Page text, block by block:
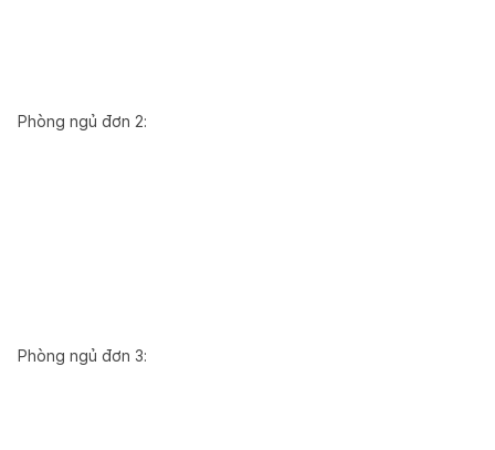
Phòng ngủ đơn 2:
Phòng ngủ đơn 3: